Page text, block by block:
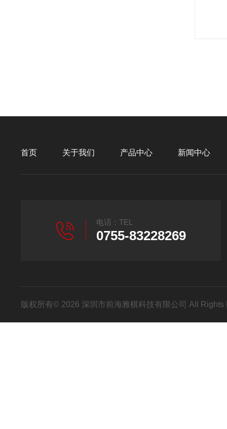
首页 关于我们 产品中心 新闻中心
电话：TEL
0755-83228269
版权所有© 2026 深圳市前海雅棋科技有限公司 All